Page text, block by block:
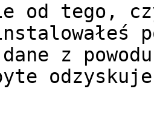
od tego,
z
odzyskuje